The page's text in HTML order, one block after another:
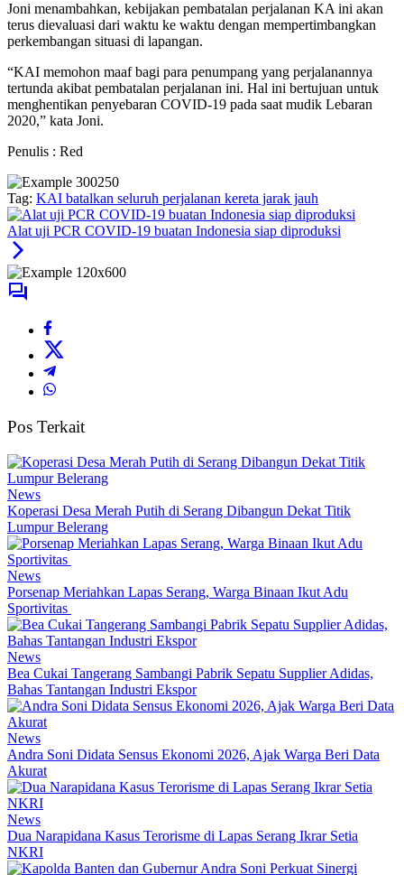
Joni menambahkan, kebijakan pembatalan perjalanan KA ini akan
terus dievaluasi dari waktu ke waktu dengan mempertimbangkan
perkembangan situasi di lapangan.
“KAI memohon maaf bagi para penumpang yang perjalanannya
tertunda akibat pembatalan perjalanan ini. Hal ini bertujuan untuk
menghentikan penyebaran COVID-19 pada saat mudik Lebaran
2020,” kata Joni.
Penulis : Red
Tag: KAI batalkan seluruh perjalanan kereta jarak jauh
Alat uji PCR COVID-19 buatan Indonesia siap diproduksi
Pos Terkait
News
Koperasi Desa Merah Putih di Serang Dibangun Dekat Titik
Lumpur Belerang
News
Porsenap Meriahkan Lapas Serang, Warga Binaan Ikut Adu
Sportivitas
News
Bea Cukai Tangerang Sambangi Pabrik Sepatu Supplier Adidas,
Bahas Tantangan Industri Ekspor
News
Andra Soni Didata Sensus Ekonomi 2026, Ajak Warga Beri Data
Akurat
News
Dua Narapidana Kasus Terorisme di Lapas Serang Ikrar Setia
NKRI